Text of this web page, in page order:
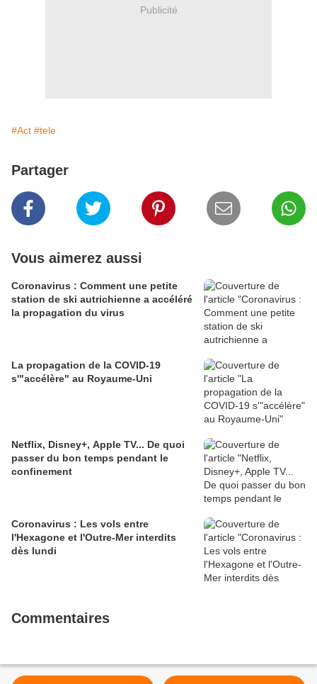
Publicité
#Act #tele
Partager
Vous aimerez aussi
Coronavirus : Comment une petite
station de ski autrichienne a accéléré
la propagation du virus
La propagation de la COVID-19
s'"accélère" au Royaume-Uni
Netflix, Disney+, Apple TV... De quoi
passer du bon temps pendant le
confinement
Coronavirus : Les vols entre
l'Hexagone et l'Outre-Mer interdits
dès lundi
Commentaires